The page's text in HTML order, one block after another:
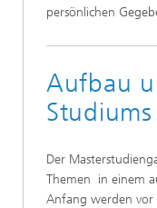
persönlichen
Aufbau
Studiums
Der
Themen in einem
Anfang werden vor